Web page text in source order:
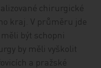
chirurgické
kraj. V průměru jde
být schopni
by měli vyškolit
a pražské